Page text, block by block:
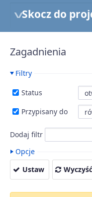
Skocz do
Zagadnienia
Filtry
Status
Przypisany do
Dodaj filtr
Opcje
Ustaw
Wyczyść